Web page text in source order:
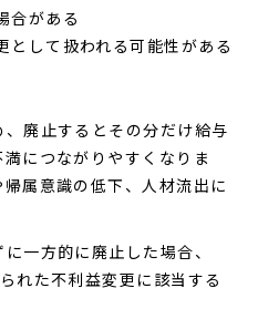
合がある
として扱われる可能性がある
廃止するとその分だけ給与
につながりやすくなりま
属意識の低下、人材流出に
一方的に廃止した場合、
れた不利益変更に該当する